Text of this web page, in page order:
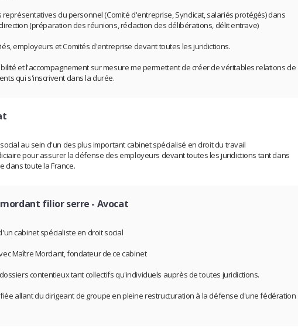
représentatives du personnel (Comité d'entreprise, Syndicat, salariés protégés) dans
(préparation des réunions, rédaction des délibérations, délit entrave)
employeurs et Comités d'entreprise devant toutes les juridictions.
et l'accompagnement sur mesure me permettent de créer de véritables relations de
qui s'inscrivent dans la durée.
au sein d'un des plus important cabinet spécialisé en droit du travail
pour assurer la défense des employeurs devant toutes les juridictions tant dans
dans toute la France.
filior serre - Avocat
cabinet spécialiste en droit social
Maître Mordant, fondateur de ce cabinet
contentieux tant collectifs qu'individuels auprès de toutes juridictions.
allant du dirigeant de groupe en pleine restructuration à la défense d'une fédération